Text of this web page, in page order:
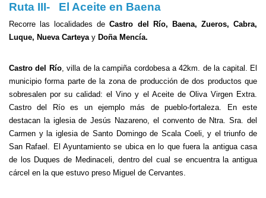
Ruta III- El Aceite en Baena
Recorre las localidades deCastro del Río, Baena, Zueros, Cabra,
Luque, Nueva Carteya y Doña Mencía.
Castro del Río, villa de la campiña cordobesa a 42km. de la capital. El
municipio forma parte de la zona de producción de dos productos que
sobresalen por su calidad: el Vino y el Aceite de Oliva Virgen Extra.
Castro del Río es un ejemplo más de pueblo-fortaleza. En este
destacan la iglesia de Jesús Nazareno, el convento de Ntra. Sra. del
Carmen y la iglesia de Santo Domingo de Scala Coeli, y el triunfo de
San Rafael. El Ayuntamiento se ubica en lo que fuera la antigua casa
de los Duques de Medinaceli, dentro del cual se encuentra la antigua
cárcel en la que estuvo preso Miguel de Cervantes.